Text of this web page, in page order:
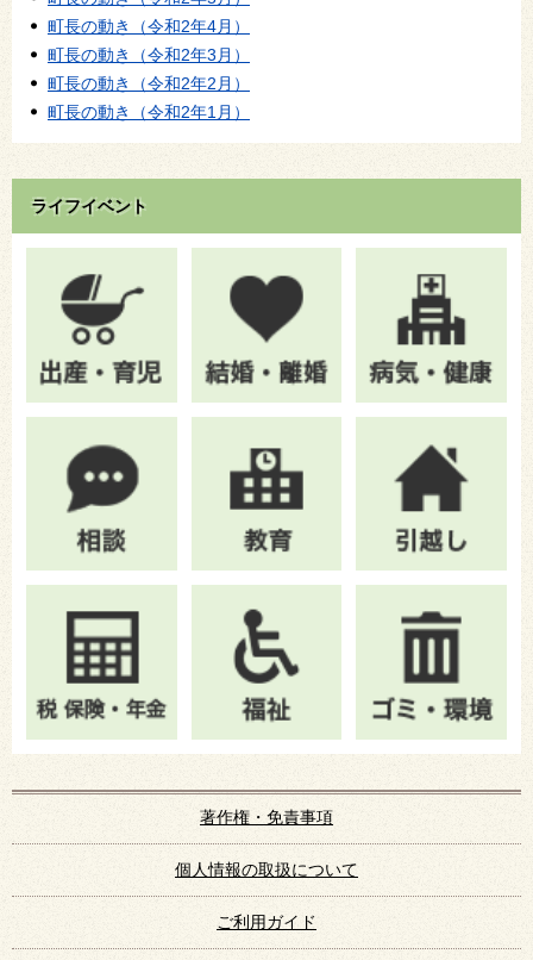
町長の動き（令和2年4月）
町長の動き（令和2年3月）
町長の動き（令和2年2月）
町長の動き（令和2年1月）
ライフイベント
著作権・免責事項
個人情報の取扱について
ご利用ガイド